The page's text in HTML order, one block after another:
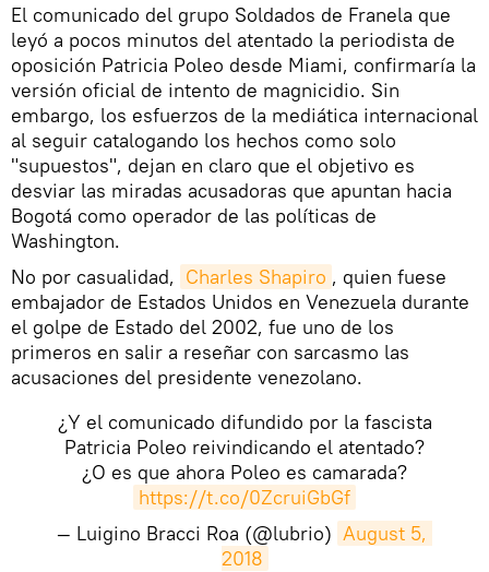
El comunicado del grupo Soldados de Franela que
leyó a pocos minutos del atentado la periodista de
oposición Patricia Poleo desde Miami, confirmaría la
versión oficial de intento de magnicidio. Sin
embargo, los esfuerzos de la mediática internacional
al seguir catalogando los hechos como solo
"supuestos", dejan en claro que el objetivo es
desviar las miradas acusadoras que apuntan hacia
Bogotá como operador de las políticas de
Washington.
No por casualidad, Charles Shapiro , quien fuese
embajador de Estados Unidos en Venezuela durante
el golpe de Estado del 2002, fue uno de los
primeros en salir a reseñar con sarcasmo las
acusaciones del presidente venezolano.
¿Y el comunicado difundido por la fascista
Patricia Poleo reivindicando el atentado?
¿O es que ahora Poleo es camarada?
https://t.co/0ZcruiGbGf
— Luigino Bracci Roa (@lubrio) August 5,
2018